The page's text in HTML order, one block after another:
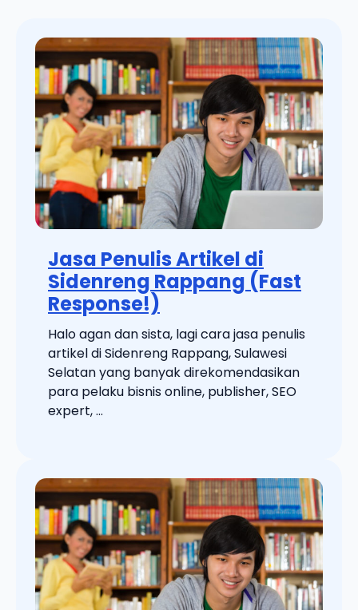
Jasa Penulis Artikel di
Sidenreng Rappang (Fast
Response!)
Halo agan dan sista, lagi cara jasa penulis
artikel di Sidenreng Rappang, Sulawesi
Selatan yang banyak direkomendasikan
para pelaku bisnis online, publisher, SEO
expert, ...